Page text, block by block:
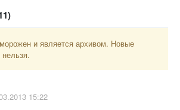
и является архивом. Новые
15:22